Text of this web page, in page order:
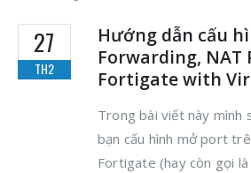
27
TH2
Hướng dẫn cấu
Forwarding,
Fortigate with
Trong bài viết này mình
bạn cấu hình mở port
Fortigate (hay còn gọi